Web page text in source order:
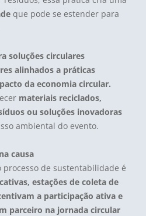
que pode se estender para
soluções circulares
alinhados a práticas
da economia circular.
materiais reciclados,
ou soluções inovadoras
ambiental do evento.
causa
de sustentabilidade é
estações de coleta de
a participação ativa e
parceiro na jornada circular